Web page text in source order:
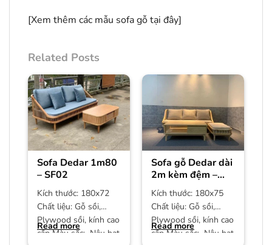
[Xem thêm các mẫu sofa gỗtại đây]
Related Posts
Sofa Dedar 1m80
– SF02
Kích thước: 180x72
Chất liệu: Gỗ sồi,
Plywood sồi, kính cao
cấp Màu sắc: Nâu hạt
Read more
Sofa gỗ Dedar dài
2m kèm đệm –
SF01
Kích thước: 180x75
Chất liệu: Gỗ sồi,
Plywood sồi, kính cao
cấp Màu sắc: Nâu hạt
Read more